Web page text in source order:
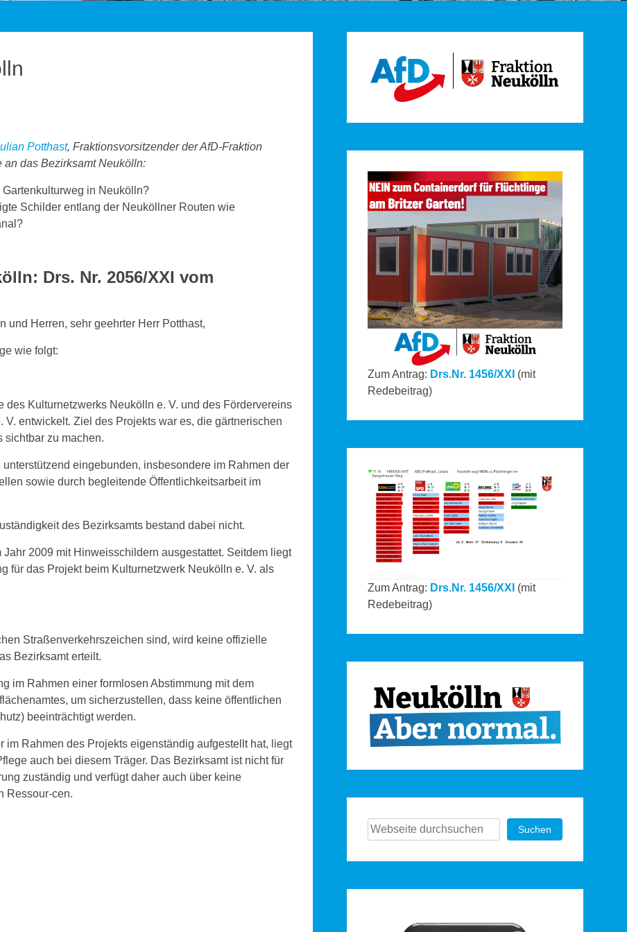
Potthast, Fraktionsvorsitzender der AfD-Fraktion
an das Bezirksamt Neukölln:
in Neukölln?
Schilder entlang der Neuköllner Routen wie
Drs. Nr. 2056/XXI vom
und Herren, sehr geehrter Herr Potthast,
wie folgt:
Kulturnetzwerks Neukölln e. V. und des Fördervereins
entwickelt. Ziel des Projekts war es, die gärtnerischen
sichtbar zu machen.
eingebunden, insbesondere im Rahmen der
sowie durch begleitende Öffentlichkeitsarbeit im
des Bezirksamts bestand dabei nicht.
2009 mit Hinweisschildern ausgestattet. Seitdem liegt
für das Projekt beim Kulturnetzwerk Neukölln e. V. als
Straßenverkehrszeichen sind, wird keine offizielle
Bezirksamt erteilt.
im Rahmen einer formlosen Abstimmung mit dem
um sicherzustellen, dass keine öffentlichen
beeinträchtigt werden.
Rahmen des Projekts eigenständig aufgestellt hat, liegt
auch bei diesem Träger. Das Bezirksamt ist nicht für
zuständig und verfügt daher auch über keine
Ressour-cen.
Zum Antrag: Drs.Nr. 1456/XXI (mit
Redebeitrag)
Zum Antrag: Drs.Nr. 1456/XXI (mit
Redebeitrag)
Suchen Suchen